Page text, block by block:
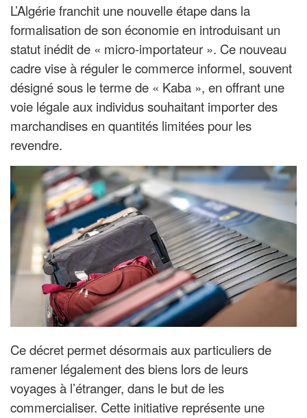
L’Algérie franchit une nouvelle étape dans la
formalisation de son économie en introduisant un
statut inédit de « micro-importateur ». Ce nouveau
cadre vise à réguler le commerce informel, souvent
désigné sous le terme de « Kaba », en offrant une
voie légale aux individus souhaitant importer des
marchandises en quantités limitées pour les
revendre.
Ce décret permet désormais aux particuliers de
ramener légalement des biens lors de leurs
voyages à l’étranger, dans le but de les
commercialiser. Cette initiative représente une